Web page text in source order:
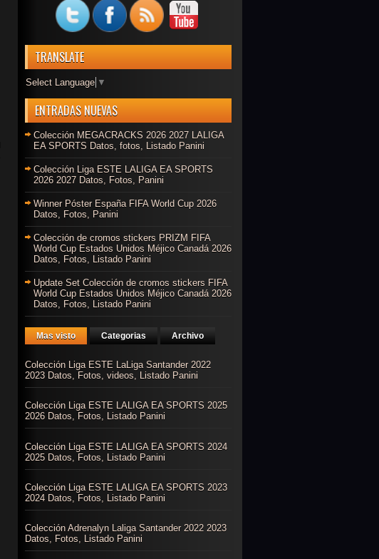
TRANSLATE
Select Language ▼
ENTRADAS NUEVAS
Colección MEGACRACKS 2026 2027 LALIGA
EA SPORTS Datos, fotos, Listado Panini
Colección Liga ESTE LALIGA EA SPORTS
2026 2027 Datos, Fotos, Panini
Winner Póster España FIFA World Cup 2026
Datos, Fotos, Panini
Colección de cromos stickers PRIZM FIFA
World Cup Estados Unidos Méjico Canadá 2026
Datos, Fotos, Listado Panini
Update Set Colección de cromos stickers FIFA
World Cup Estados Unidos Méjico Canadá 2026
Datos, Fotos, Listado Panini
Mas visto Categorias Archivo
Colección Liga ESTE LaLiga Santander 2022
2023 Datos, Fotos, videos, Listado Panini
Colección Liga ESTE LALIGA EA SPORTS 2025
2026 Datos, Fotos, Listado Panini
Colección Liga ESTE LALIGA EA SPORTS 2024
2025 Datos, Fotos, Listado Panini
Colección Liga ESTE LALIGA EA SPORTS 2023
2024 Datos, Fotos, Listado Panini
Colección Adrenalyn Laliga Santander 2022 2023
Datos, Fotos, Listado Panini